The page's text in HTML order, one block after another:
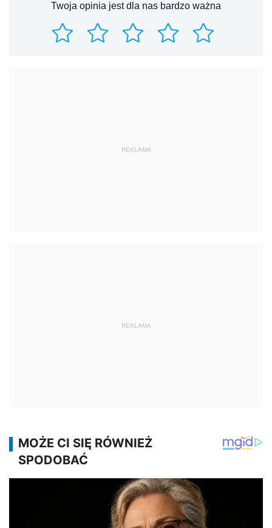
Twoja opinia jest dla nas bardzo ważna
REKLAMA
REKLAMA